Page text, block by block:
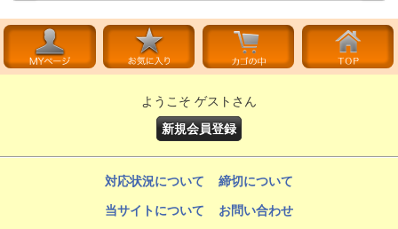
ようこそ ゲストさん
新規会員登録
対応状況について 締切について
当サイトについて お問い合わせ